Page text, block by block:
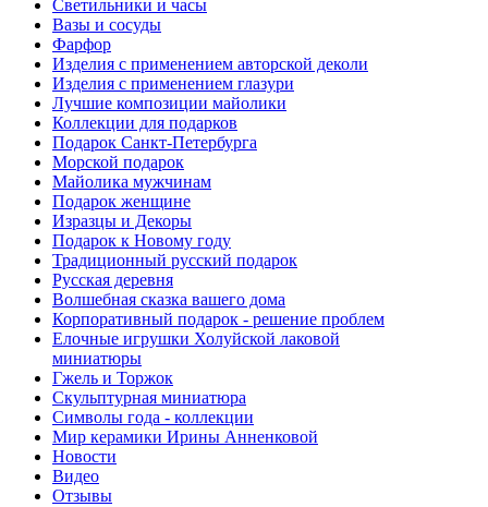
Светильники и часы
Вазы и сосуды
Фарфор
Изделия с применением авторской деколи
Изделия с применением глазури
Лучшие композиции майолики
Коллекции для подарков
Подарок Санкт-Петербурга
Морской подарок
Майолика мужчинам
Подарок женщине
Изразцы и Декоры
Подарок к Новому году
Традиционный русский подарок
Русская деревня
Волшебная сказка вашего дома
Корпоративный подарок - решение проблем
Елочные игрушки Холуйской лаковой
миниатюры
Гжель и Торжок
Скульптурная миниатюра
Символы года - коллекции
Мир керамики Ирины Анненковой
Новости
Видео
Отзывы